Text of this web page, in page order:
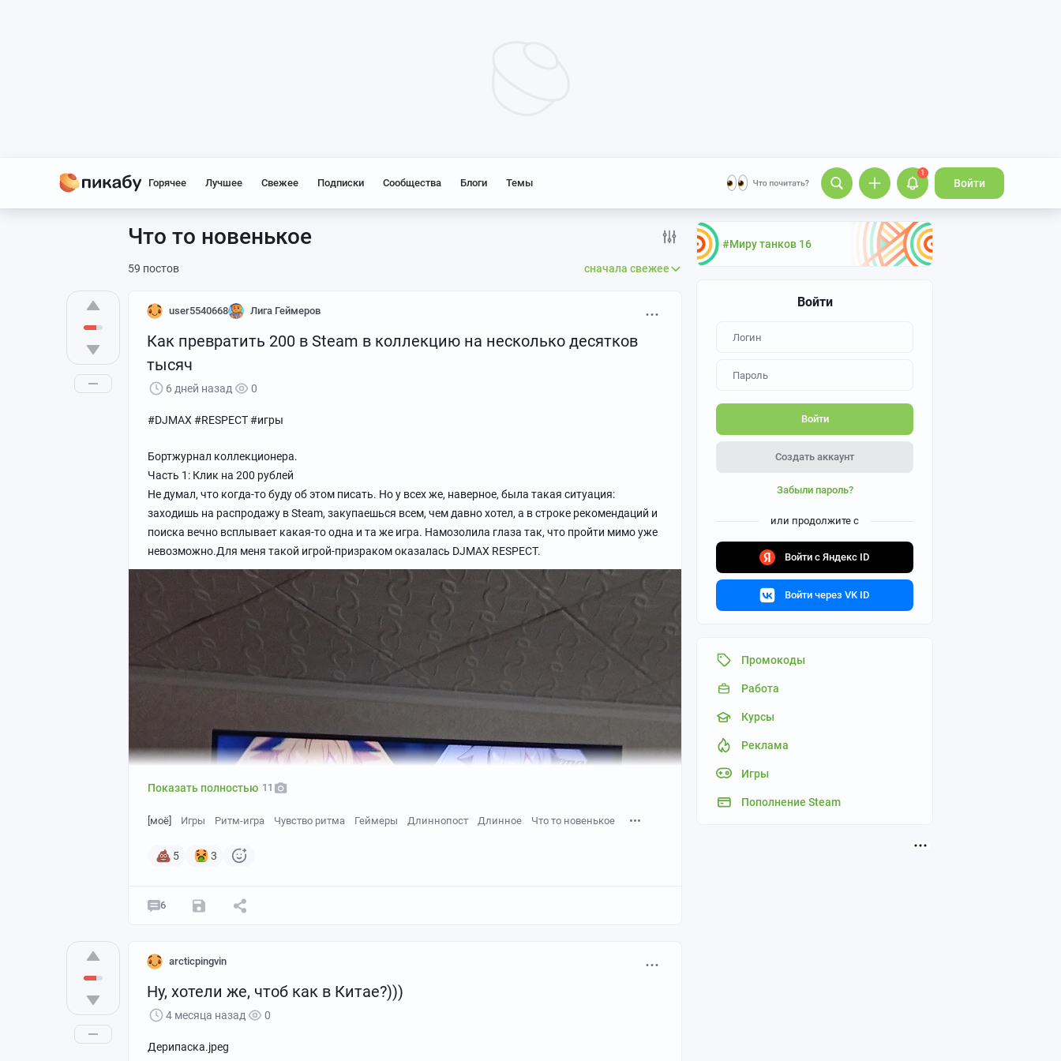
Горячее Лучшее Свежее Подписки Сообщества Блоги Темы
1
Войти
#Миру танков 16
Войти
Войти
Создать аккаунт
Забыли пароль?
или продолжите с
Войти с Яндекс ID
Войти через VK ID
Промокоды
Работа
Курсы
Реклама
Игры
Пополнение Steam
Что то новенькое
59 постов сначала свежее
user5540668 Лига Геймеров
Как превратить 200 в Steam в коллекцию на несколько десятков
тысяч
6 дней назад 0
#DJMAX #RESPECT #игры
Бортжурнал коллекционера.
Часть 1: Клик на 200 рублей
Не думал, что когда-то буду об этом писать. Но у всех же, наверное, была такая ситуация:
заходишь на распродажу в Steam, закупаешься всем, чем давно хотел, а в строке рекомендаций и
поиска вечно всплывает какая-то одна и та же игра. Намозолила глаза так, что пройти мимо уже
невозможно.Для меня такой игрой-призраком оказалась DJMAX RESPECT.
Мой личный путь в жанре ритм-игр до покупки этого корейского чуда составлял ровно месяц. Всё
Steam. Да-да, это было то самое время, когда пополнение баланса превратилось в отдельную
Показать полностью 11
[моё] Игры Ритм-игра Чувство ритма Геймеры Длиннопост Длинное Что то новенькое
5 3
6
arcticpingvin
Ну, хотели же, чтоб как в Китае?)))
4 месяца назад 0
Дерипаска.jpeg